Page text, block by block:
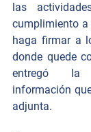
las
cumplimiento a
haga firmar a
donde quede
entregó la
información
adjunta.